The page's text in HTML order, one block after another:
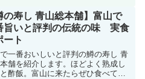
の寿し 青山総本舗】富山で
旨いと評判の伝統の味 実食
ート
一番おいしいと評判の鱒の寿し 青
舗を紹介します。ほどよく熟成し
酢飯。富山に来たらぜひ食べてみ